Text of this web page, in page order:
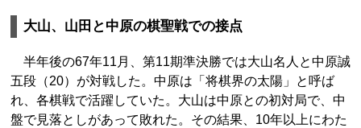
大山、山田と中原の棋聖戦での接点
半年後の67年11月、第11期準決勝では大山名人と中原誠
五段（20）が対戦した。中原は「将棋界の太陽」と呼ば
れ、各棋戦で活躍していた。大山は中原との初対局で、中
盤で見落としがあって敗れた。その結果、10年以上にわた